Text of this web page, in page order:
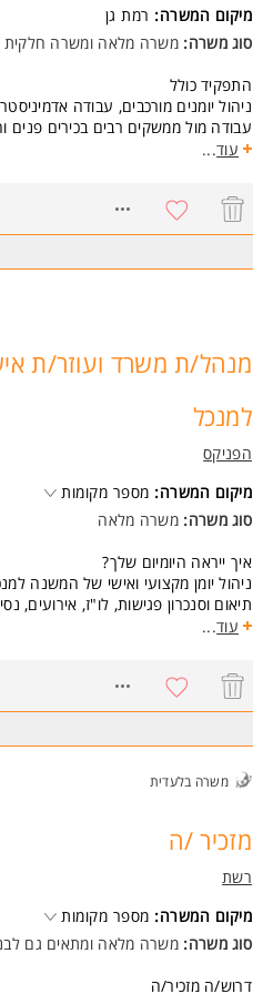
* המשרה מיועדת לנשים ולגברים כאחד.
מיקום המשרה: רמת גן
סוג משרה: משרה מלאה ומשרה חלקית
התפקיד כולל
ניהול יומנים מורכבים, עבודה
עבודה מול ממשקים רבים בכירים פנים
ארגון נסיעות לחו"ל ועבודה מול ספקים
ניסיון בניהול במזכירות בכירה / לשכה
אנגלית ברמה גבוהה מאד - חובה
אופציה למשרה חלקית/מלאה
עוד...
מנהל/ת משרד ועוזר/ת
למנכל
הפניקס
מיקום המשרה: מספר מקומות
סוג משרה: משרה מלאה
איך ייראה היומיום שלך?
ניהול יומן מקצועי ואישי של המשנה
תיאום וסנכרון פגישות, לו"ז, אירועים,
ניהול ומעקב אחר משימות
דרישות:
מה אנחנו מחפשים?
ניסיון בעבודה מול מגוון ממשקים
שליטה מלאה ביישומי office -
אנגלית ברמה טובה - יתרון
לעוד משרות ומידע על הפניקס >
עוד...
משרה בלעדית
מזכיר /ה
רשת
מיקום המשרה: מספר מקומות
סוג משרה: משרה מלאה ומתאים גם לבני 50
דרוש/ה מזכיר/ה